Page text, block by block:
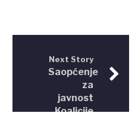
Next Story
Saopćenje
za
javnost
Koalicije